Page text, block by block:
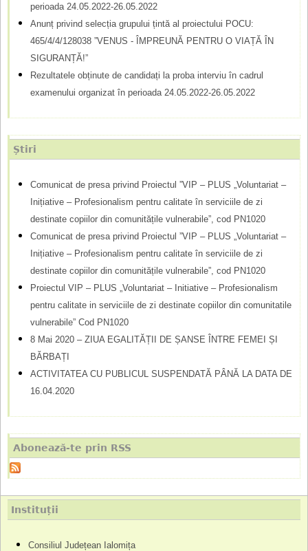
d
t
a
perioada 24.05.2022-26.05.2022
Anunț privind selecția grupului țintă al proiectului POCU:
465/4/4/128038 ”VENUS - ÎMPREUNĂ PENTRU O VIAȚĂ ÎN
SIGURANȚĂ!”
Rezultatele obținute de candidați la proba interviu în cadrul
examenului organizat în perioada 24.05.2022-26.05.2022
Știri
Comunicat de presa privind Proiectul ”VIP – PLUS „Voluntariat –
Inițiative – Profesionalism pentru calitate în serviciile de zi
destinate copiilor din comunitățile vulnerabile”, cod PN1020
Comunicat de presa privind Proiectul ”VIP – PLUS „Voluntariat –
Inițiative – Profesionalism pentru calitate în serviciile de zi
destinate copiilor din comunitățile vulnerabile”, cod PN1020
Proiectul VIP – PLUS „Voluntariat – Initiative – Profesionalism
pentru calitate in serviciile de zi destinate copiilor din comunitatile
vulnerabile” Cod PN1020
8 Mai 2020 – ZIUA EGALITĂȚII DE ȘANSE ÎNTRE FEMEI ȘI
BĂRBAȚI
ACTIVITATEA CU PUBLICUL SUSPENDATĂ PÂNĂ LA DATA DE
16.04.2020
Abonează-te prin RSS
Instituții
Consiliul Județean Ialomița